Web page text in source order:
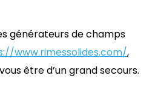
générateurs de champs
www.rimessolides.com/,
être d’un grand secours.